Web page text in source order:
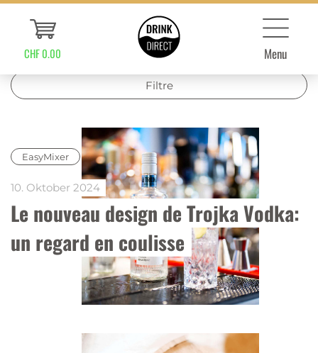
CHF 0.00 Menu
Filtre
EasyMixer
Le nouveau design de Trojka Vodka:
un regard en coulisse
10. Oktober 2024